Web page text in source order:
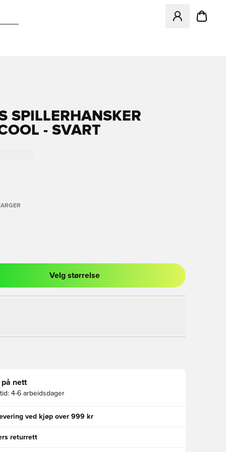
Åpner en
SPILLERHANSKER
- SVART
for å logge inn eller registrere deg som medlem
Velg størrelse
nett
4-6 arbeidsdager
ved kjøp over 999 kr
returrett